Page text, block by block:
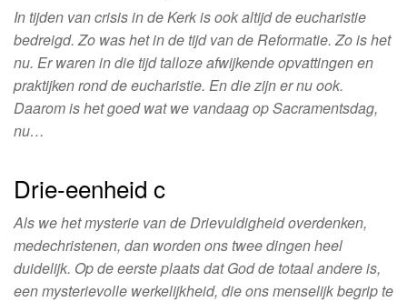
In tijden van crisis in de Kerk is ook altijd de eucharistie
bedreigd. Zo was het in de tijd van de Reformatie. Zo is het
nu. Er waren in die tijd talloze afwijkende opvattingen en
praktijken rond de eucharistie. En die zijn er nu ook.
Daarom is het goed wat we vandaag op Sacramentsdag,
nu…
Drie-eenheid c
Als we het mysterie van de Drievuldigheid overdenken,
medechristenen, dan worden ons twee dingen heel
duidelijk. Op de eerste plaats dat God de totaal andere is,
een mysterievolle werkelijkheid, die ons menselijk begrip te